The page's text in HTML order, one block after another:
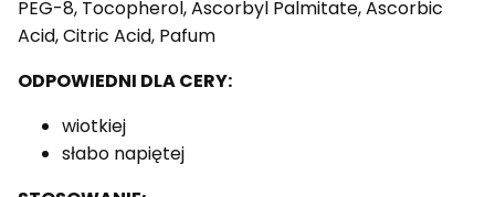
PEG-8, Tocopherol, Ascorbyl Palmitate, Ascorbic
Acid, Citric Acid, Pafum
ODPOWIEDNI DLA CERY:
wiotkiej
słabo napiętej